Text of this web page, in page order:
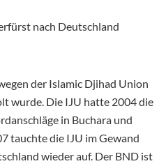
nach Deutschland
der Islamic Djihad Union
wurde. Die IJU hatte 2004 die
in Buchara und
tauchte die IJU im Gewand
wieder auf. Der BND ist